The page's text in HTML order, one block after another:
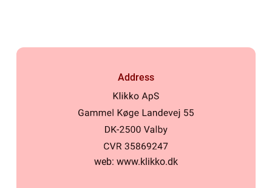
Address
web: www.klikko.dk